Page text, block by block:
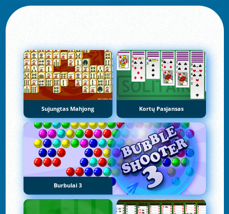
Sujungtas Mahjong Kortų Pasjansas
Burbulai 3